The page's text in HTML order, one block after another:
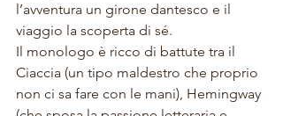
l’avventura un girone dantesco e il
viaggio la scoperta di sé.
Il monologo è ricco di battute tra il
Ciaccia (un tipo maldestro che proprio
non ci sa fare con le mani), Hemingway